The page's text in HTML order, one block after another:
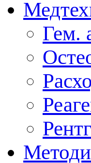
Гем.